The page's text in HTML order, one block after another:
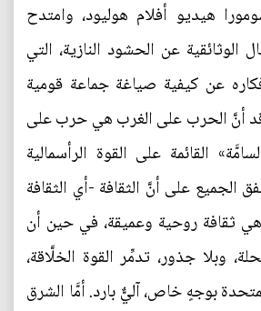
هيديو أفلام هوليود، وامتدح
الوثائقية عن الحشود النازية، التي
عن كيفية صياغة جماعة قومية
أنَّ الحرب على الغرب هي حرب على
القائمة على القوة الرأسمالية
الجميع على أنَّ الثقافة -أي الثقافة
هي ثقافة روحية وعميقة، في حين أن
وبلا جذور، تدمِّر القوة الخلَّاقة،
بوجهٍ خاص، آليٌّ بارد. أمَّا الشرق